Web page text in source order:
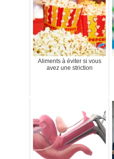
Aliments à éviter si vous
avez une striction